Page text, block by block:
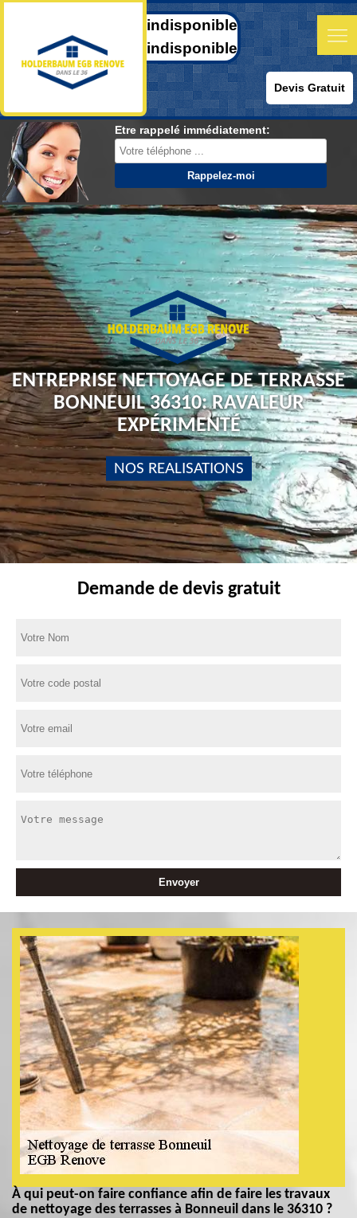
indisponible
indisponible
Devis Gratuit
Etre rappelé immédiatement:
ENTREPRISE NETTOYAGE DE TERRASSE
BONNEUIL 36310: RAVALEUR
EXPÉRIMENTÉ
NOS REALISATIONS
Demande de devis gratuit
À qui peut-on faire confiance afin de faire les travaux
de nettoyage des terrasses à Bonneuil dans le 36310 ?